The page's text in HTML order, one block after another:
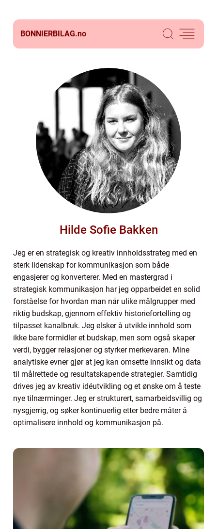
BONNIERBILAG.no
Hilde Sofie Bakken
Jeg er en strategisk og kreativ innholdsstrateg med en
sterk lidenskap for kommunikasjon som både
engasjerer og konverterer. Med en mastergrad i
strategisk kommunikasjon har jeg opparbeidet en solid
forståelse for hvordan man når ulike målgrupper med
riktig budskap, gjennom effektiv historiefortelling og
tilpasset kanalbruk. Jeg elsker å utvikle innhold som
ikke bare formidler et budskap, men som også skaper
verdi, bygger relasjoner og styrker merkevaren. Mine
analytiske evner gjør at jeg kan omsette innsikt og data
til målrettede og resultatskapende strategier. Samtidig
drives jeg av kreativ idéutvikling og et ønske om å teste
nye tilnærminger. Jeg er strukturert, samarbeidsvillig og
nysgjerrig, og søker kontinuerlig etter bedre måter å
optimalisere innhold og kommunikasjon på.